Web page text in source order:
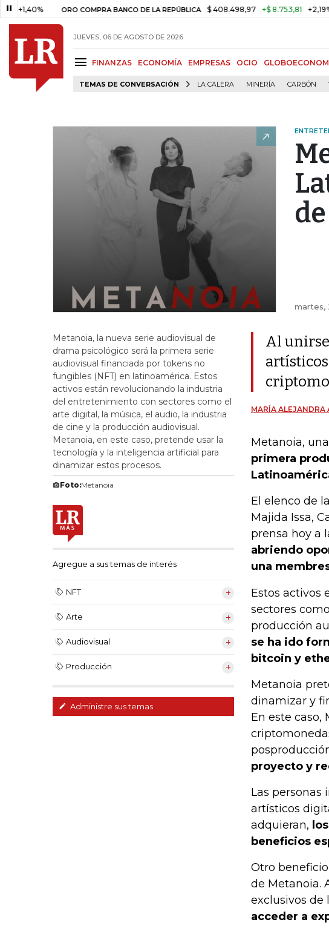
ORO COMPRA BANCO DE LA REPÚBLICA $ 408.498,97 +$ 8.753,81 +2,19%
JUEVES, 06 DE AGOSTO DE 2026
FINANZAS ECONOMÍA EMPRESAS OCIO
TEMAS DE CONVERSACIÓN LA CALERA MINERÍA CARBÓN
martes,
Metanoia, la nueva serie audiovisual de
drama psicológico será la primera serie
audiovisual financiada por tokens no
fungibles (NFT) en latinoamérica. Estos
activos están revolucionando la industria
del entretenimiento con sectores como el
arte digital, la música, el audio, la industria
de cine y la producción audiovisual.
Metanoia, en este caso, pretende usar la
tecnología y la inteligencia artificial para
dinamizar estos procesos.
Foto:Metanoia
Agregue a sus temas de interés
NFT
Arte
Audiovisual
Producción
Administre sus temas
Al
MARÍA ALEJANDRA
Metanoia,
primera
El elenco de
Majida Issa,
prensa hoy a
abriendo
una
Estos activos
sectores
producción
se ha ido
bitcoin y
Metanoia
dinamizar y
En este caso,
proyecto y
Las personas
artísticos
adquieran,
beneficios
Otro
de Metanoia.
exclusivos de
acceder a